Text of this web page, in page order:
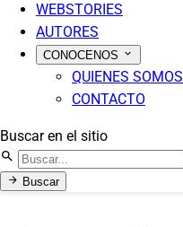
WEBSTORIES
AUTORES
CONOCENOS
QUIENES SOMOS
CONTACTO
Buscar en el sitio
Buscar